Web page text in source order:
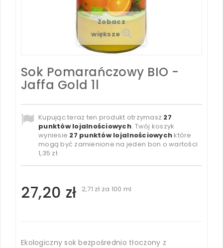
Zobacz
większe
Sok Pomarańczowy BIO -
Jaffa Gold 1l
Kupując teraz ten produkt otrzymasz 27
punktów lojalnościowych. Twój koszyk
wyniesie 27 punktów lojalnościowych które
mogą być zamienione na jeden bon o wartości
1,35 zł.
27,20 zł 2,71 zł za 100 ml
Ekologiczny sok bezpośrednio tłoczony z